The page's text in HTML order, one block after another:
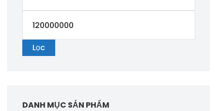
nhất
nhấtLọc
DANH MỤC SẢN PHẨM